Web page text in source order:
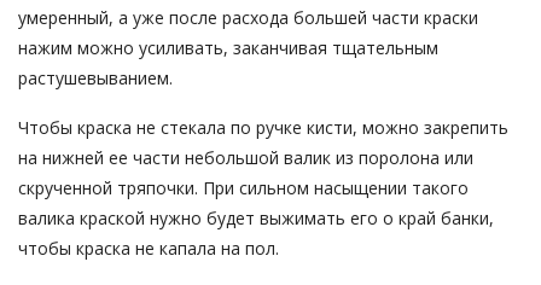
умеренный, а уже после расхода большей части краски
нажим можно усиливать, заканчивая тщательным
растушевыванием.
Чтобы краска не стекала по ручке кисти, можно закрепить
на нижней ее части небольшой валик из поролона или
скрученной тряпочки. При сильном насыщении такого
валика краской нужно будет выжимать его о край банки,
чтобы краска не капала на пол.